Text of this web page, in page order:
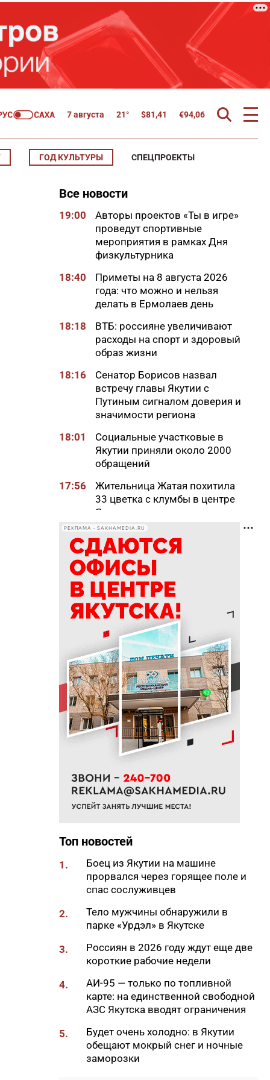
7 августа 21° $81,41 €94,06
ГОД КУЛЬТУРЫ СПЕЦПРОЕКТЫ
Все новости
19:00
Авторы проектов «Ты в игре»
проведут спортивные
мероприятия в рамках Дня
физкультурника
18:40
Приметы на 8 августа 2026
года: что можно и нельзя
делать в Ермолаев день
18:18
ВТБ: россияне увеличивают
расходы на спорт и здоровый
образ жизни
18:16
Сенатор Борисов назвал
встречу главы Якутии с
Путиным сигналом доверия и
значимости региона
18:01
Социальные участковые в
Якутии приняли около 2000
обращений
17:56
Жительница Жатая похитила
33 цветка с клумбы в центре
Якутска
17:51
«Здесь нет типовых задач»:
начальник стройплощадки
«Полюс Строя» Евгений
Самсонов о работе в суровом
климате
17:45
Слет молодых специалистов
Минтруда Якутии объединил
30 участников из трех
муниципалитетов
17:34
Якутяне подали более 61
тысяч заявлений на получение
земельных участков
17:32
«Точка будущего. Якутия»:
самый масштабный
образовательный проект на
17:22
47 участников из арктических
районов Якутии объединил XI
Молодежный Суглан в
17:17
Гороскоп на выходные 8 и 9
августа 2026 года
Объемы заправки
увеличились в Южной Якутии
после повышения суточных
лимитов
17:04
Девять жителей Якутии
отметили 100-летний юбилей
в первом полугодии 2026 года
16:55
Более 120 жителей Якутии с
инвалидностью нашли работу
с начала года
16:40
Новая врачебная амбулатория
в Чаппанде готова на 75%
РЕКЛАМА • SAKHAMEDIA.RU
Топ новостей
1.
Боец из Якутии на машине
прорвался через горящее поле и
спас сослуживцев
2.
Тело мужчины обнаружили в
парке «Урдэл» в Якутске
3.
Россиян в 2026 году ждут еще две
короткие рабочие недели
4.
АИ-95 — только по топливной
карте: на единственной свободной
АЗС Якутска вводят ограничения
5.
Будет очень холодно: в Якутии
обещают мокрый снег и ночные
заморозки